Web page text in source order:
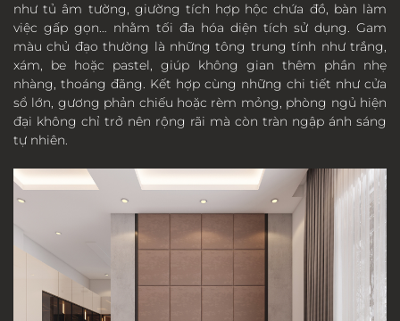
như tủ âm tường, giường tích hợp hộc chứa đồ, bàn làm
việc gấp gọn… nhằm tối đa hóa diện tích sử dụng. Gam
màu chủ đạo thường là những tông trung tính như trắng,
xám, be hoặc pastel, giúp không gian thêm phần nhẹ
nhàng, thoáng đãng. Kết hợp cùng những chi tiết như cửa
sổ lớn, gương phản chiếu hoặc rèm mỏng, phòng ngủ hiện
đại không chỉ trở nên rộng rãi mà còn tràn ngập ánh sáng
tự nhiên.